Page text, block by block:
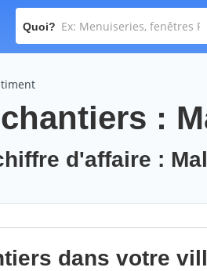
Quoi?
:
d'affaire :
dans votre